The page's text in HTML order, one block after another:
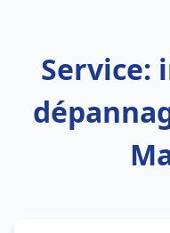
Service: